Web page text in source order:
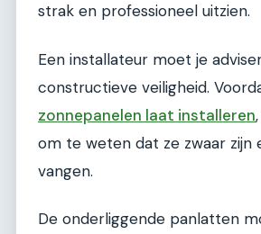
strak en professioneel uitzien.
Een installateur moet je
constructieve veiligheid.
zonnepanelen laat installeren
om te weten dat ze zwaar zijn
vangen.
De onderliggende panlatten